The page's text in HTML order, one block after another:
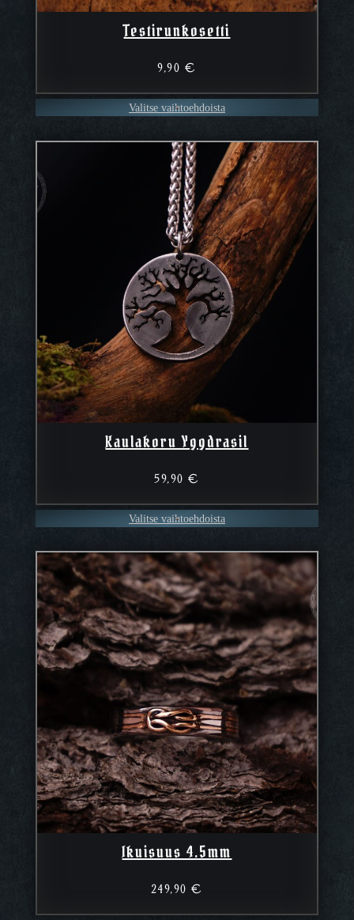
Testirunkosetti
9,90 €
Valitse vaihtoehdoista
Kaulakoru Yggdrasil
59,90€
Valitse vaihtoehdoista
Ikuisuus 4.5mm
249,90€